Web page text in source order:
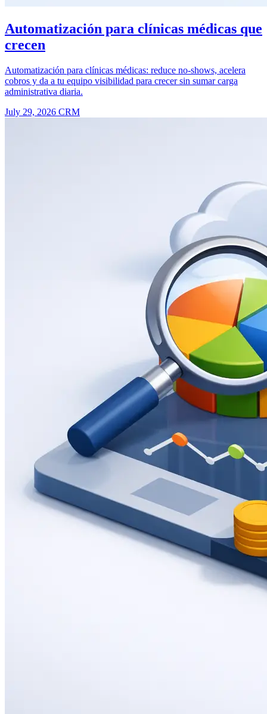
Automatización para clínicas médicas que
crecen
Automatización para clínicas médicas: reduce no-shows, acelera
cobros y da a tu equipo visibilidad para crecer sin sumar carga
administrativa diaria.
July 29, 2026 CRM